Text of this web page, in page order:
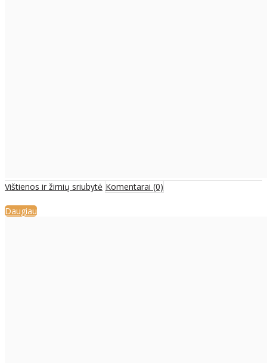
Vištienos ir žirnių sriubytė Komentarai (0)
Daugiau